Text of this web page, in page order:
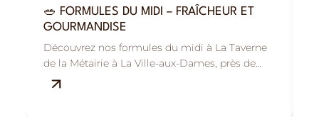
🥗 FORMULES DU MIDI – FRAÎCHEUR ET
GOURMANDISE
Découvrez nos formules du midi à La Taverne
de la Métairie à La Ville-aux-Dames, près de
Tours : savoureuses, fraîches et équilibrées.